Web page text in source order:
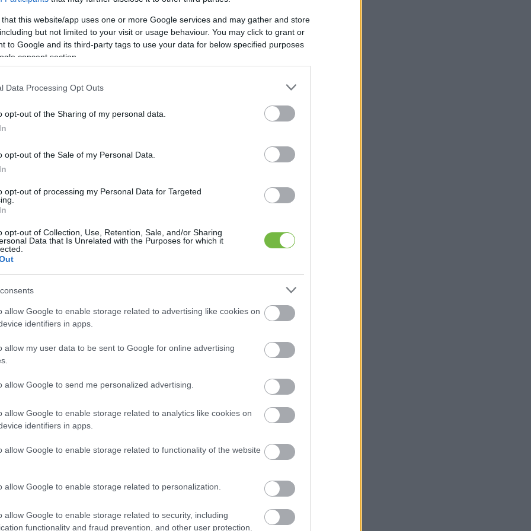
that this website/app uses one or more Google services and may gather and store
but not limited to your visit or usage behaviour. You may click to grant or
to Google and its third-party tags to use your data for below specified purposes
consent section.
Data Processing Opt Outs
opt-out of the Sharing of my personal data.
opt-out of the Sale of my Personal Data.
opt-out of processing my Personal Data for Targeted
opt-out of Collection, Use, Retention, Sale, and/or Sharing
Data that Is Unrelated with the Purposes for which it
allow Google to enable storage related to advertising like cookies on
identifiers in apps.
allow my user data to be sent to Google for online advertising
allow Google to send me personalized advertising.
allow Google to enable storage related to analytics like cookies on
identifiers in apps.
allow Google to enable storage related to functionality of the website
allow Google to enable storage related to personalization.
allow Google to enable storage related to security, including
functionality and fraud prevention, and other user protection.
hajlamosak vagyunk valamit gyorsan bekapni – már
Sokszor figyelmen kívül hagyjuk, hogy nem épp a
indítjuk a napot. Veszünk gyorsan valami pékárut,
gyümölcsjoghurttal letoljuk. Ezekkel azonban
éhesek leszünk. A lassan felszívódó szénhidrátok
a rozskenyér stb. – ajánlott fehérjét is fogyasztani,
kellő mennyiségben, akkor a szervezeted az
lapoznod >